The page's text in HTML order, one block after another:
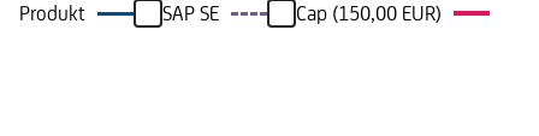
Produkt SAP SE Cap (150,00 EUR)